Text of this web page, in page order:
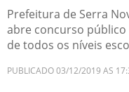
Prefeitura de Serra
abre concurso público
de todos os níveis
PUBLICADO 03/12/2019 AS